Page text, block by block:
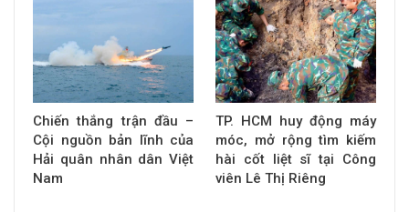
Chiến thắng trận đầu –
Cội nguồn bản lĩnh của
Hải quân nhân dân Việt
Nam
TP. HCM huy động máy
móc, mở rộng tìm kiếm
hài cốt liệt sĩ tại Công
viên Lê Thị Riêng